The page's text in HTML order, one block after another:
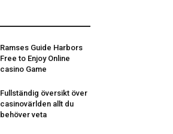
Ramses Guide Harbors
Free to Enjoy Online
casino Game
Fullständig översikt över
casinovärlden allt du
behöver veta